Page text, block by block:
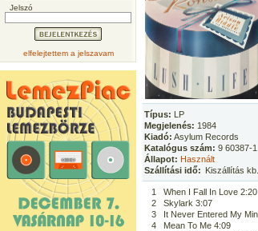
Jelszó
elfelejtettem a jelszavam
Típus: LP
Megjelenés: 1984
Kiadó: Asylum Records
Katalógus szám: 9 60387-1
Állapot: Használt
Szállítási idő: Kiszállítás
1
When I Fall In Love 2:20
2
Skylark 3:07
3
It Never Entered My
4
Mean To Me 4:09